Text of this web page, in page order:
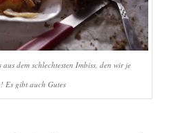
dem schlechtesten Imbiss, den wir je
Es gibt auch Gutes